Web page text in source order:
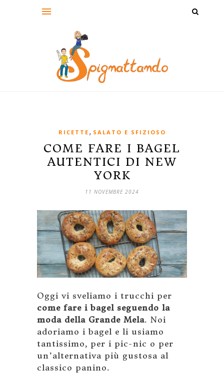
RICETTE , SALATO E SFIZIOSO
COME FARE I BAGEL
AUTENTICI DI NEW
YORK
11 NOVEMBRE 2024
Oggi vi sveliamo i trucchi per
come fare i bagel seguendo la
moda della Grande Mela. Noi
adoriamo i bagel e li usiamo
tantissimo, per i pic-nic o per
un’alternativa più gustosa al
classico panino.